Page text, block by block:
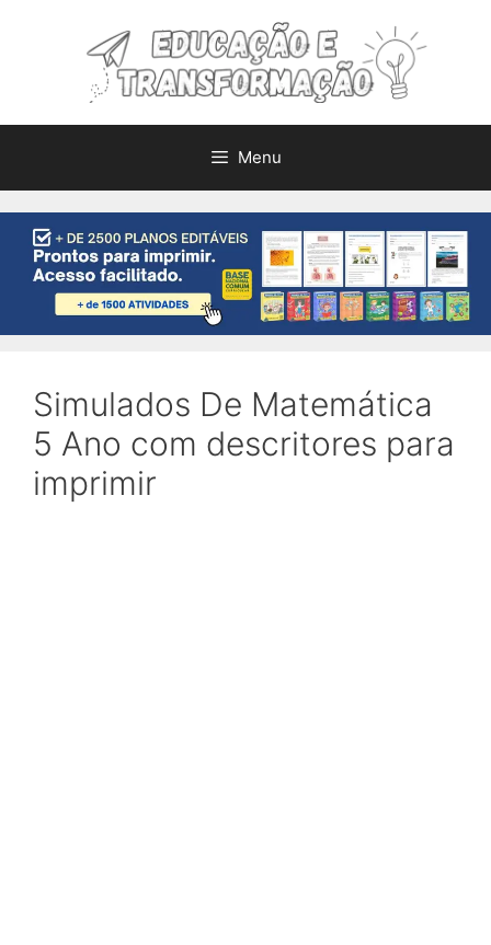
Menu
Simulados De Matemática
5 Ano com descritores para
imprimir